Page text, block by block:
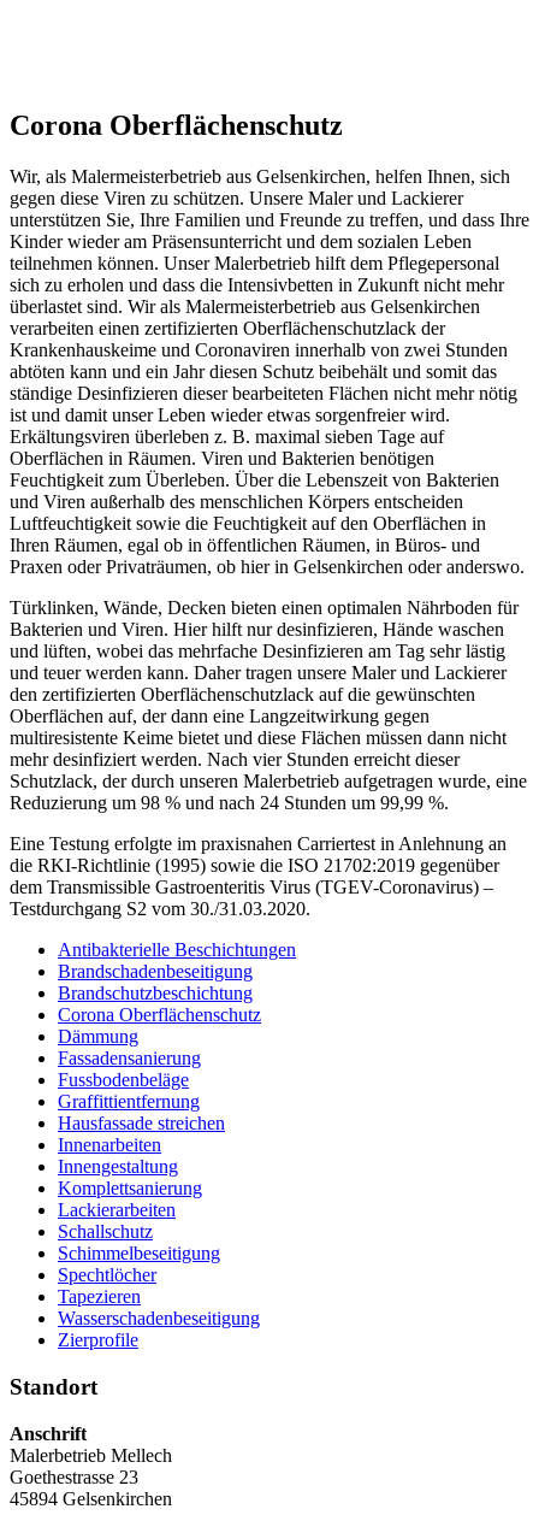
Corona Oberflächenschutz
Wir, als Malermeisterbetrieb aus Gelsenkirchen, helfen Ihnen, sich
gegen diese Viren zu schützen. Unsere Maler und Lackierer
unterstützen Sie, Ihre Familien und Freunde zu treffen, und dass Ihre
Kinder wieder am Präsensunterricht und dem sozialen Leben
teilnehmen können. Unser Malerbetrieb hilft dem Pflegepersonal
sich zu erholen und dass die Intensivbetten in Zukunft nicht mehr
überlastet sind. Wir als Malermeisterbetrieb aus Gelsenkirchen
verarbeiten einen zertifizierten Oberflächenschutzlack der
Krankenhauskeime und Coronaviren innerhalb von zwei Stunden
abtöten kann und ein Jahr diesen Schutz beibehält und somit das
ständige Desinfizieren dieser bearbeiteten Flächen nicht mehr nötig
ist und damit unser Leben wieder etwas sorgenfreier wird.
Erkältungsviren überleben z. B. maximal sieben Tage auf
Oberflächen in Räumen. Viren und Bakterien benötigen
Feuchtigkeit zum Überleben. Über die Lebenszeit von Bakterien
und Viren außerhalb des menschlichen Körpers entscheiden
Luftfeuchtigkeit sowie die Feuchtigkeit auf den Oberflächen in
Ihren Räumen, egal ob in öffentlichen Räumen, in Büros- und
Praxen oder Privaträumen, ob hier in Gelsenkirchen oder anderswo.
Türklinken, Wände, Decken bieten einen optimalen Nährboden für
Bakterien und Viren. Hier hilft nur desinfizieren, Hände waschen
und lüften, wobei das mehrfache Desinfizieren am Tag sehr lästig
und teuer werden kann. Daher tragen unsere Maler und Lackierer
den zertifizierten Oberflächenschutzlack auf die gewünschten
Oberflächen auf, der dann eine Langzeitwirkung gegen
multiresistente Keime bietet und diese Flächen müssen dann nicht
mehr desinfiziert werden. Nach vier Stunden erreicht dieser
Schutzlack, der durch unseren Malerbetrieb aufgetragen wurde, eine
Reduzierung um 98 % und nach 24 Stunden um 99,99 %.
Eine Testung erfolgte im praxisnahen Carriertest in Anlehnung an
die RKI-Richtlinie (1995) sowie die ISO 21702:2019 gegenüber
dem Transmissible Gastroenteritis Virus (TGEV-Coronavirus) –
Testdurchgang S2 vom 30./31.03.2020.
Antibakterielle Beschichtungen
Brandschadenbeseitigung
Brandschutzbeschichtung
Corona Oberflächenschutz
Dämmung
Fassadensanierung
Fussbodenbeläge
Graffittientfernung
Hausfassade streichen
Innenarbeiten
Innengestaltung
Komplettsanierung
Lackierarbeiten
Schallschutz
Schimmelbeseitigung
Spechtlöcher
Tapezieren
Wasserschadenbeseitigung
Zierprofile
Standort
Anschrift
Malerbetrieb Mellech
Goethestrasse 23
45894 Gelsenkirchen